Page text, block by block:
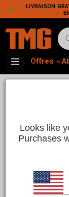
LIVRAISON
Offres
Home
Parc
Industrial
Chenils
Looks like
Purchases